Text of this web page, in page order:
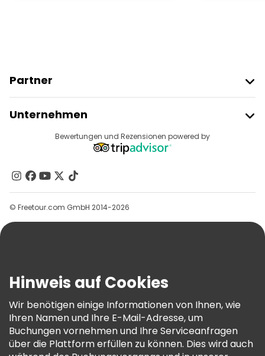
Partner
Anbieter-Anmeldung
Affiliate-Programm
Unternehmen
Reiseziele
Kontakt
Gruppen
Hilfe
AGB Und Rechtliches
Cookie-Richtlinie
Freetour Auszeichnungen
Treueprogramm
Bewertungen und Rezensionen powered by
© Freetour.com GmbH 2014-2026
Hinweis auf Cookies
Wir benötigen einige Informationen von Ihnen, wie
Ihren Namen und Ihre E-Mail-Adresse, um
Buchungen vornehmen und Ihre Serviceanfragen
über die Plattform erfüllen zu können. Dies wird auch